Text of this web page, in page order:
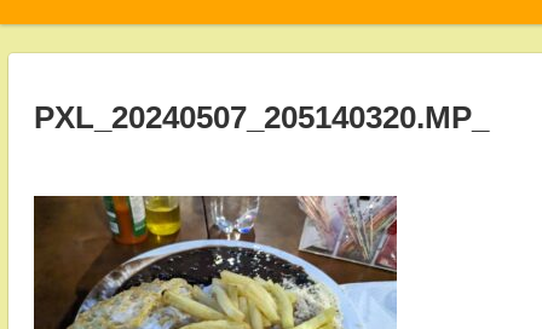
PXL_20240507_205140320.MP_